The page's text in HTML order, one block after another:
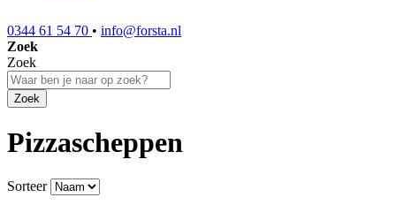
0344 61 54 70 • info@forsta.nl
Zoek
Zoek
Zoek
Pizzascheppen
Sorteer